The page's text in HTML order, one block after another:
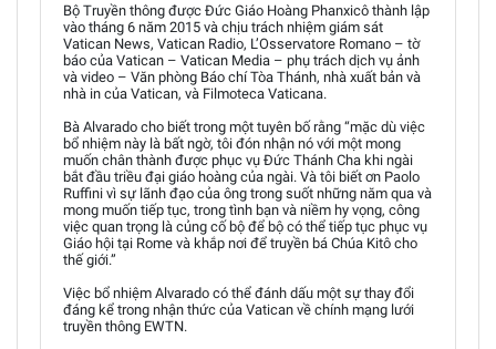
Bộ Truyền thông được Đức Giáo Hoàng Phanxicô thành lập
vào tháng 6 năm 2015 và chịu trách nhiệm giám sát
Vatican News, Vatican Radio, L’Osservatore Romano – tờ
báo của Vatican – Vatican Media – phụ trách dịch vụ ảnh
và video – Văn phòng Báo chí Tòa Thánh, nhà xuất bản và
nhà in của Vatican, và Filmoteca Vaticana.
Bà Alvarado cho biết trong một tuyên bố rằng “mặc dù việc
bổ nhiệm này là bất ngờ, tôi đón nhận nó với một mong
muốn chân thành được phục vụ Đức Thánh Cha khi ngài
bắt đầu triều đại giáo hoàng của ngài. Và tôi biết ơn Paolo
Ruffini vì sự lãnh đạo của ông trong suốt những năm qua và
mong muốn tiếp tục, trong tình bạn và niềm hy vọng, công
việc quan trọng là củng cố bộ để bộ có thể tiếp tục phục vụ
Giáo hội tại Rome và khắp nơi để truyền bá Chúa Kitô cho
thế giới.”
Việc bổ nhiệm Alvarado có thể đánh dấu một sự thay đổi
đáng kể trong nhận thức của Vatican về chính mạng lưới
truyền thông EWTN.